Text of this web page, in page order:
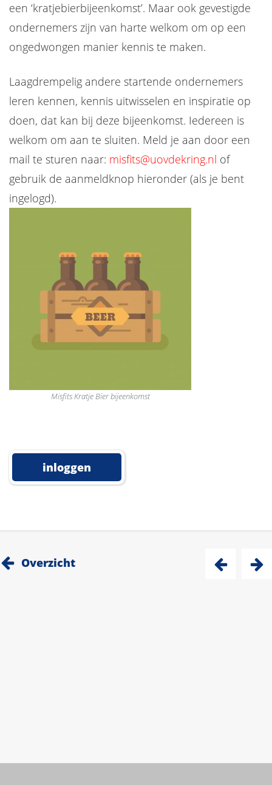
een ‘kratjebierbijeenkomst’. Maar ook gevestigde
ondernemers zijn van harte welkom om op een
ongedwongen manier kennis te maken.
Laagdrempelig andere startende ondernemers
leren kennen, kennis uitwisselen en inspiratie op
doen, dat kan bij deze bijeenkomst. Iedereen is
welkom om aan te sluiten. Meld je aan door een
mail te sturen naar: misfits@uovdekring.nl of
gebruik de aanmeldknop hieronder (als je bent
ingelogd).
Misfits Kratje Bier bijeenkomst
inloggen
Overzicht